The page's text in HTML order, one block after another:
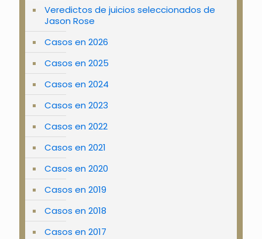
Veredictos de juicios seleccionados de
Jason Rose
Casos en 2026
Casos en 2025
Casos en 2024
Casos en 2023
Casos en 2022
Casos en 2021
Casos en 2020
Casos en 2019
Casos en 2018
Casos en 2017